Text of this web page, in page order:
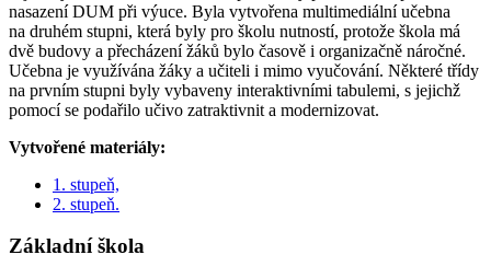
nasazení DUM při výuce. Byla vytvořena multimediální učebna
na druhém stupni, která byly pro školu nutností, protože škola má
dvě budovy a přecházení žáků bylo časově i organizačně náročné.
Učebna je využívána žáky a učiteli i mimo vyučování. Některé třídy
na prvním stupni byly vybaveny interaktivními tabulemi, s jejichž
pomocí se podařilo učivo zatraktivnit a modernizovat.
Vytvořené materiály:
1. stupeň,
2. stupeň.
Základní škola